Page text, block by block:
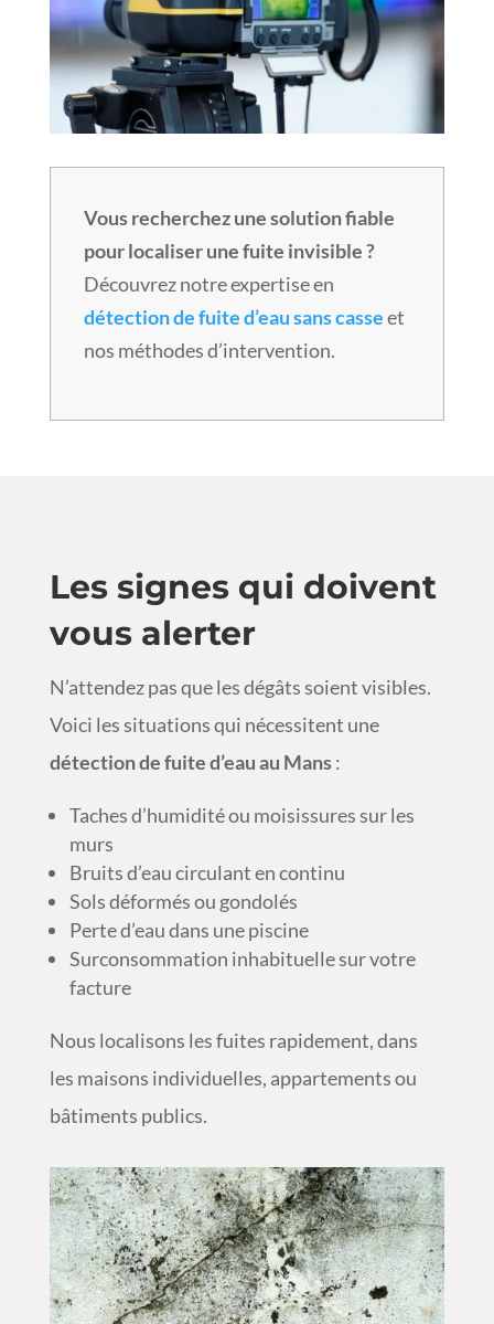
Vous recherchez une solution fiable
pour localiser une fuite invisible ?
Découvrez notre expertise en
détection de fuite d’eau sans casseet
nos méthodes d’intervention.
Les signes qui doivent
vous alerter
N’attendez pas que les dégâts soient visibles.
Voici les situations qui nécessitent une
détection de fuite d’eau au Mans:
Taches d’humidité ou moisissures sur les
murs
Bruits d’eau circulant en continu
Sols déformés ou gondolés
Perte d’eau dans une piscine
Surconsommation inhabituelle sur votre
facture
Nous localisons les fuites rapidement, dans
les maisons individuelles, appartements ou
bâtiments publics.